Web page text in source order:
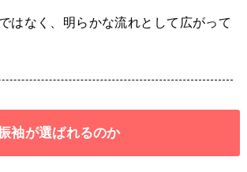
はなく、明らかな流れとして広がって
袖が選ばれるのか